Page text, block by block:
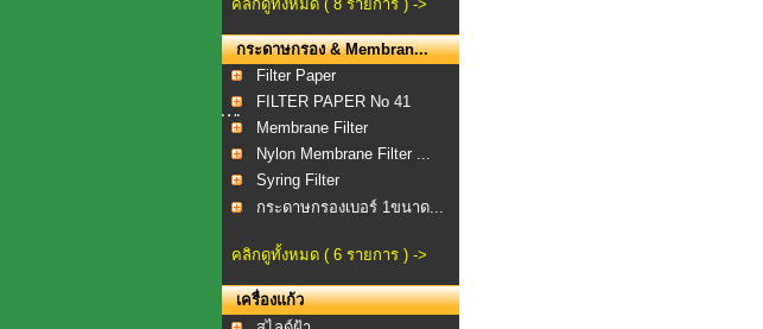
คลิกดูทั้งหมด ( 8 รายการ ) ->
กระดาษกรอง & Membran...
Filter Paper
FILTER PAPER No 41
WI...
Membrane Filter
Nylon Membrane Filter ...
Syring Filter
กระดาษกรองเบอร์ 1ขนาด...
คลิกดูทั้งหมด ( 6 รายการ ) ->
เครื่องแก้ว